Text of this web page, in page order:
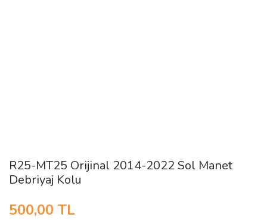
R25-MT25 Orijinal 2014-2022 Sol Manet
Debriyaj Kolu
500,00 TL